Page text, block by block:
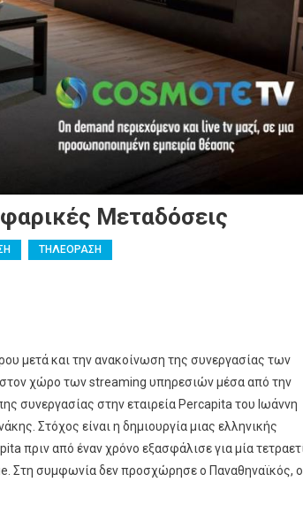
Μεταδόσεις
ΤΗΛΕΟΡΑΣΗ
μετά και την ανακοίνωση της συνεργασίας των
χώρο των streaming υπηρεσιών μέσα από την
συνεργασίας στην εταιρεία Percapita του Ιωάννη
Στόχος είναι η δημιουργία μιας ελληνικής
πριν από έναν χρόνο εξασφάλισε για μία
Στη συμφωνία δεν προσχώρησε ο Παναθηναϊκός, ο